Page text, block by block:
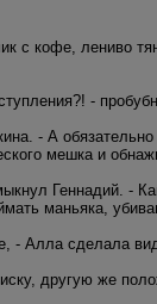
с кофе, лениво
-
- А
мешка и
Геннадий. -
маньяка,
Алла сделала
другую же